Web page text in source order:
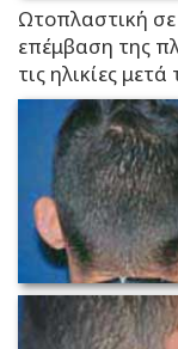
Ωτοπλαστική σε
επέμβαση της
τις ηλικίες μετά